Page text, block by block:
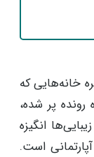
خانه‌هایی که
پر شده،
انگیزه
است.